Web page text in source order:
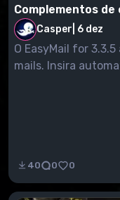
Complementos de
Casper 6 dez
O EasyMail for
mails. Insira
40 0 0